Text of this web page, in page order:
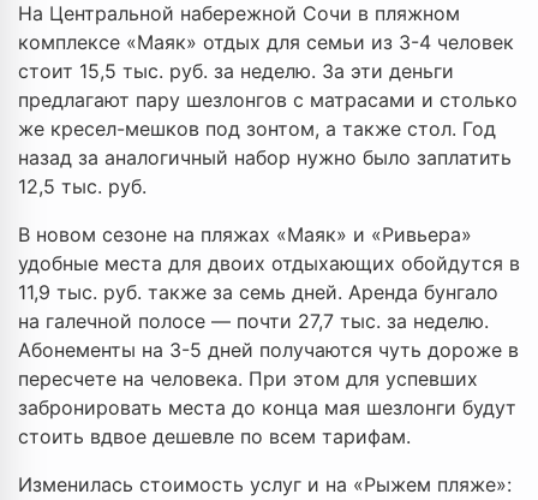
На Центральной набережной Сочи в пляжном
комплексе «Маяк» отдых для семьи из 3-4 человек
стоит 15,5 тыс. руб. за неделю. За эти деньги
предлагают пару шезлонгов с матрасами и столько
же кресел-мешков под зонтом, а также стол. Год
назад за аналогичный набор нужно было заплатить
12,5 тыс. руб.
В новом сезоне на пляжах «Маяк» и «Ривьера»
удобные места для двоих отдыхающих обойдутся в
11,9 тыс. руб. также за семь дней. Аренда бунгало
на галечной полосе — почти 27,7 тыс. за неделю.
Абонементы на 3-5 дней получаются чуть дороже в
пересчете на человека. При этом для успевших
забронировать места до конца мая шезлонги будут
стоить вдвое дешевле по всем тарифам.
Изменилась стоимость услуг и на «Рыжем пляже»: